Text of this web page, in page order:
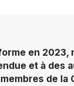
en 2023,
et à des
de la